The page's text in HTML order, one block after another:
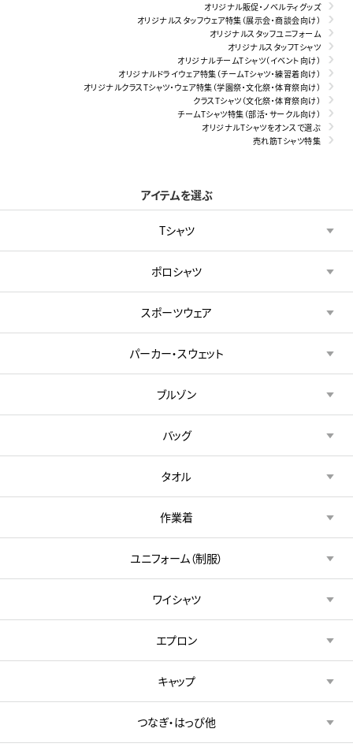
オリジナル販促・ノベルティグッズ
オリジナルスタッフウェア特集（展示会・商談会向け）
オリジナルスタッフユニフォーム
オリジナルスタッフTシャツ
オリジナルチームTシャツ（イベント向け）
オリジナルドライウェア特集（チームTシャツ・練習着向け）
オリジナルクラスTシャツ・ウェア特集（学園祭・文化祭・体育祭向け）
クラスTシャツ（文化祭・体育祭向け）
チームTシャツ特集（部活・サークル向け）
オリジナルTシャツをオンスで選ぶ
売れ筋Tシャツ特集
アイテムを選ぶ
Tシャツ
ポロシャツ
スポーツウェア
パーカー・スウェット
ブルゾン
バッグ
タオル
作業着
ユニフォーム（制服）
ワイシャツ
エプロン
キャップ
つなぎ・はっぴ他